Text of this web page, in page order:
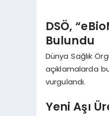
DSÖ,
Bulundu
Dünya Sağlık
açıklamalarda
vurgulandı.
Yeni Aşı